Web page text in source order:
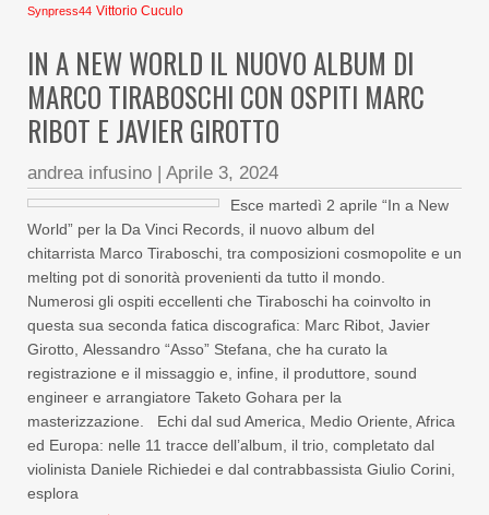
Synpress44 Vittorio Cuculo
IN A NEW WORLD IL NUOVO ALBUM DI
MARCO TIRABOSCHI CON OSPITI MARC
RIBOT E JAVIER GIROTTO
andrea infusino | Aprile 3, 2024
Esce martedì 2 aprile “In a New
World” per la Da Vinci Records, il nuovo album del
chitarrista Marco Tiraboschi, tra composizioni cosmopolite e un
melting pot di sonorità provenienti da tutto il mondo.
Numerosi gli ospiti eccellenti che Tiraboschi ha coinvolto in
questa sua seconda fatica discografica: Marc Ribot, Javier
Girotto, Alessandro “Asso” Stefana, che ha curato la
registrazione e il missaggio e, infine, il produttore, sound
engineer e arrangiatore Taketo Gohara per la
masterizzazione. Echi dal sud America, Medio Oriente, Africa
ed Europa: nelle 11 tracce dell’album, il trio, completato dal
violinista Daniele Richiedei e dal contrabbassista Giulio Corini,
esplora